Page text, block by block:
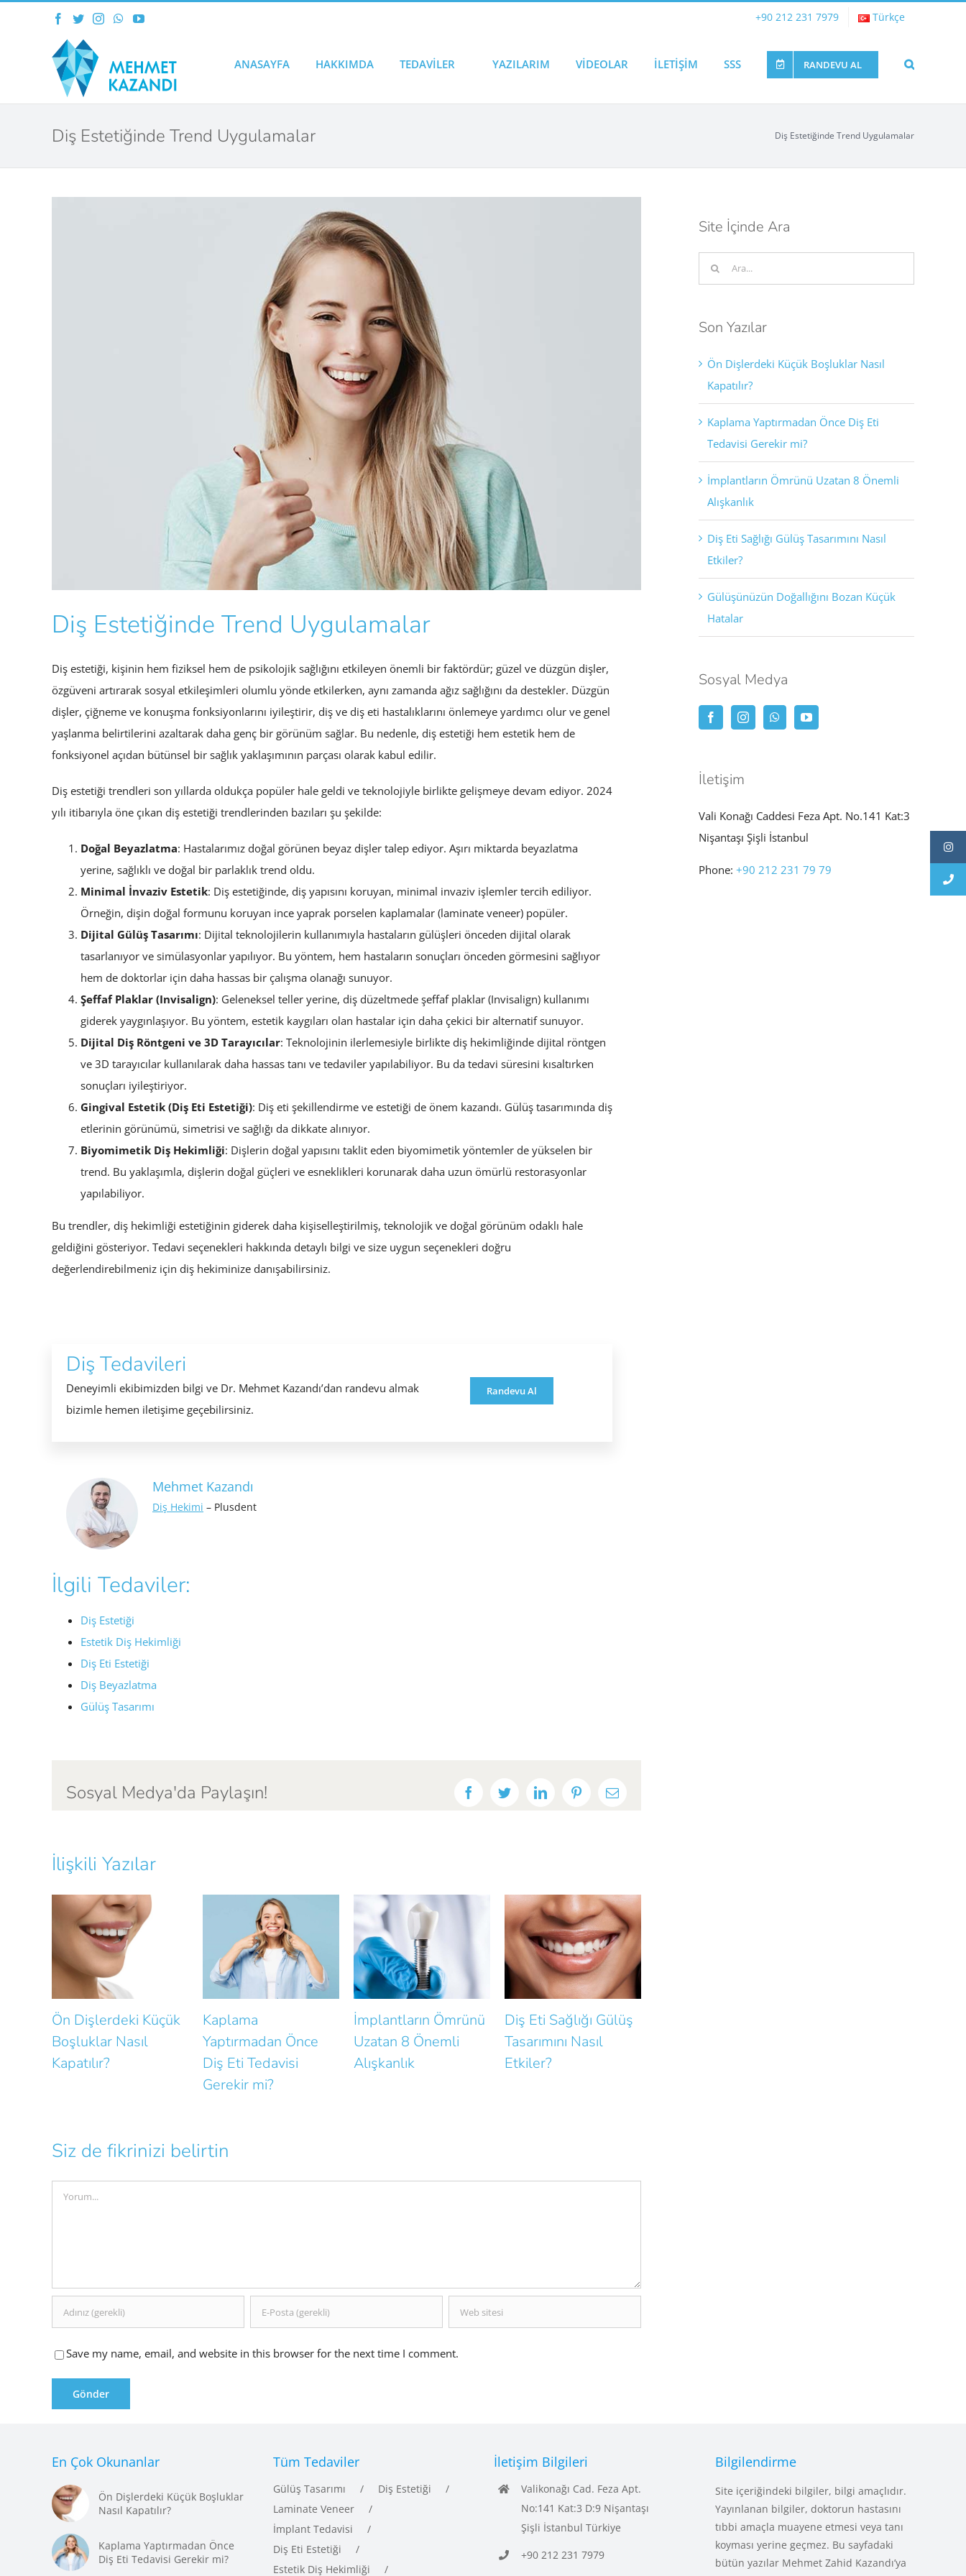
Facebook
TwitterInstagramWhatsApp
YouTube +90 212 231 7979 Türkçe
ANASAYFA HAKKIMDA TEDAVİLER YAZILARIM VİDEOLAR İLETİŞİM SSS RANDEVU AL
Diş Estetiğinde Trend Uygulamalar Diş Estetiğinde Trend Uygulamalar
Diş Estetiğinde Trend Uygulamalar
Diş estetiği, kişinin hem fiziksel hem de psikolojik sağlığını etkileyen önemli bir faktördür; güzel ve düzgün dişler,
özgüveni artırarak sosyal etkileşimleri olumlu yönde etkilerken, aynı zamanda ağız sağlığını da destekler. Düzgün
dişler, çiğneme ve konuşma fonksiyonlarını iyileştirir, diş ve diş eti hastalıklarını önlemeye yardımcı olur ve genel
yaşlanma belirtilerini azaltarak daha genç bir görünüm sağlar. Bu nedenle, diş estetiği hem estetik hem de
fonksiyonel açıdan bütünsel bir sağlık yaklaşımının parçası olarak kabul edilir.
Diş estetiği trendleri son yıllarda oldukça popüler hale geldi ve teknolojiyle birlikte gelişmeye devam ediyor. 2024
yılı itibarıyla öne çıkan diş estetiği trendlerinden bazıları şu şekilde:
Doğal Beyazlatma: Hastalarımız doğal görünen beyaz dişler talep ediyor. Aşırı miktarda beyazlatma
yerine, sağlıklı ve doğal bir parlaklık trend oldu.
Minimal İnvaziv Estetik: Diş estetiğinde, diş yapısını koruyan, minimal invaziv işlemler tercih ediliyor.
Örneğin, dişin doğal formunu koruyan ince yaprak porselen kaplamalar (laminate veneer) popüler.
Dijital Gülüş Tasarımı: Dijital teknolojilerin kullanımıyla hastaların gülüşleri önceden dijital olarak
tasarlanıyor ve simülasyonlar yapılıyor. Bu yöntem, hem hastaların sonuçları önceden görmesini sağlıyor
hem de doktorlar için daha hassas bir çalışma olanağı sunuyor.
Şeffaf Plaklar (Invisalign): Geleneksel teller yerine, diş düzeltmede şeffaf plaklar (Invisalign) kullanımı
giderek yaygınlaşıyor. Bu yöntem, estetik kaygıları olan hastalar için daha çekici bir alternatif sunuyor.
Dijital Diş Röntgeni ve 3D Tarayıcılar: Teknolojinin ilerlemesiyle birlikte diş hekimliğinde dijital röntgen
ve 3D tarayıcılar kullanılarak daha hassas tanı ve tedaviler yapılabiliyor. Bu da tedavi süresini kısaltırken
sonuçları iyileştiriyor.
Gingival Estetik (Diş Eti Estetiği): Diş eti şekillendirme ve estetiği de önem kazandı. Gülüş tasarımında diş
etlerinin görünümü, simetrisi ve sağlığı da dikkate alınıyor.
Biyomimetik Diş Hekimliği: Dişlerin doğal yapısını taklit eden biyomimetik yöntemler de yükselen bir
trend. Bu yaklaşımla, dişlerin doğal güçleri ve esneklikleri korunarak daha uzun ömürlü restorasyonlar
yapılabiliyor.
Bu trendler, diş hekimliği estetiğinin giderek daha kişiselleştirilmiş, teknolojik ve doğal görünüm odaklı hale
geldiğini gösteriyor. Tedavi seçenekleri hakkında detaylı bilgi ve size uygun seçenekleri doğru
değerlendirebilmeniz için diş hekiminize danışabilirsiniz.
Diş Tedavileri
Deneyimli ekibimizden bilgi ve Dr. Mehmet Kazandı’dan randevu almak
bizimle hemen iletişime geçebilirsiniz.
Randevu Al
Mehmet Kazandı
Diş Hekimi – Plusdent
İlgili Tedaviler:
Diş Estetiği
Estetik Diş Hekimliği
Diş Eti Estetiği
Diş Beyazlatma
Gülüş Tasarımı
Sosyal Medya'da Paylaşın! FacebookTwitterLinkedInPinterestE-
İlişkili Yazılar
Ön Dişlerdeki Küçük
Boşluklar Nasıl
Kapatılır?
Kaplama
Yaptırmadan Önce
Diş Eti Tedavisi
Gerekir mi?
İmplantların Ömrünü
Uzatan 8 Önemli
Alışkanlık
Diş Eti Sağlığı Gülüş
Tasarımını Nasıl
Etkiler?
Siz de fikrinizi belirtin
Comment
Save my name, email, and website in this browser for the next time I comment.
Site İçinde Ara
Ara:
Son Yazılar
Ön Dişlerdeki Küçük Boşluklar Nasıl
Kapatılır?
Kaplama Yaptırmadan Önce Diş Eti
Tedavisi Gerekir mi?
İmplantların Ömrünü Uzatan 8 Önemli
Alışkanlık
Diş Eti Sağlığı Gülüş Tasarımını Nasıl
Etkiler?
Gülüşünüzün Doğallığını Bozan Küçük
Hatalar
Sosyal Medya
İletişim
Vali Konağı Caddesi Feza Apt. No.141 Kat:3
Nişantaşı Şişli İstanbul
Phone: +90 212 231 79 79
En Çok Okunanlar
Ön Dişlerdeki Küçük Boşluklar
Nasıl Kapatılır?
Kaplama Yaptırmadan Önce
Diş Eti Tedavisi Gerekir mi?
Tüm Tedaviler
Gülüş Tasarımı
Diş Estetiği
Laminate Veneer
İmplant Tedavisi
Diş Eti Estetiği
Estetik Diş Hekimliği
İletişim Bilgileri
Valikonağı Cad. Feza Apt.
No:141 Kat:3 D:9 Nişantaşı
Şişli İstanbul Türkiye
+90 212 231 7979
Bilgilendirme
Site içeriğindeki bilgiler, bilgi amaçlıdır.
Yayınlanan bilgiler, doktorun hastasını
tıbbi amaçla muayene etmesi veya tanı
koyması yerine geçmez. Bu sayfadaki
bütün yazılar Mehmet Zahid Kazandı’ya